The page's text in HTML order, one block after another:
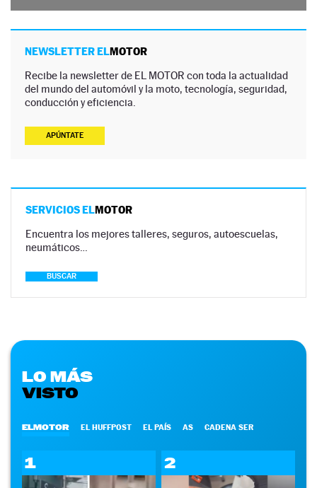
NEWSLETTER ELMOTOR
Recibe la newsletter de EL MOTOR con toda la actualidad
del mundo del automóvil y la moto, tecnología, seguridad,
conducción y eficiencia.
APÚNTATE
SERVICIOS ELMOTOR
Encuentra los mejores talleres, seguros, autoescuelas,
neumáticos…
BUSCAR
LO MÁS
VISTO
ELMOTOR EL HUFFPOST EL PAÍS AS CADENA SER
1 2